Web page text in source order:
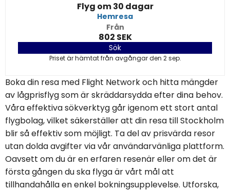
Flyg om 30 dagar
Hemresa
Från
802 SEK
Sök
Priset är hämtat från avgångar den 2 sep.
Boka din resa med Flight Network och hitta mängder
av lågprisflyg som är skräddarsydda efter dina behov.
Våra effektiva sökverktyg går igenom ett stort antal
flygbolag, vilket säkerställer att din resa till Stockholm
blir så effektiv som möjligt. Ta del av prisvärda resor
utan dolda avgifter via vår användarvänliga plattform.
Oavsett om du är en erfaren resenär eller om det är
första gången du ska flyga är vårt mål att
tillhandahålla en enkel bokningsupplevelse. Utforska,